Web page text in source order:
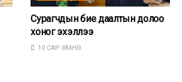
Сурагчдын бие даалтын долоо
хоног эхэллээ
10 САР ӨМНӨ